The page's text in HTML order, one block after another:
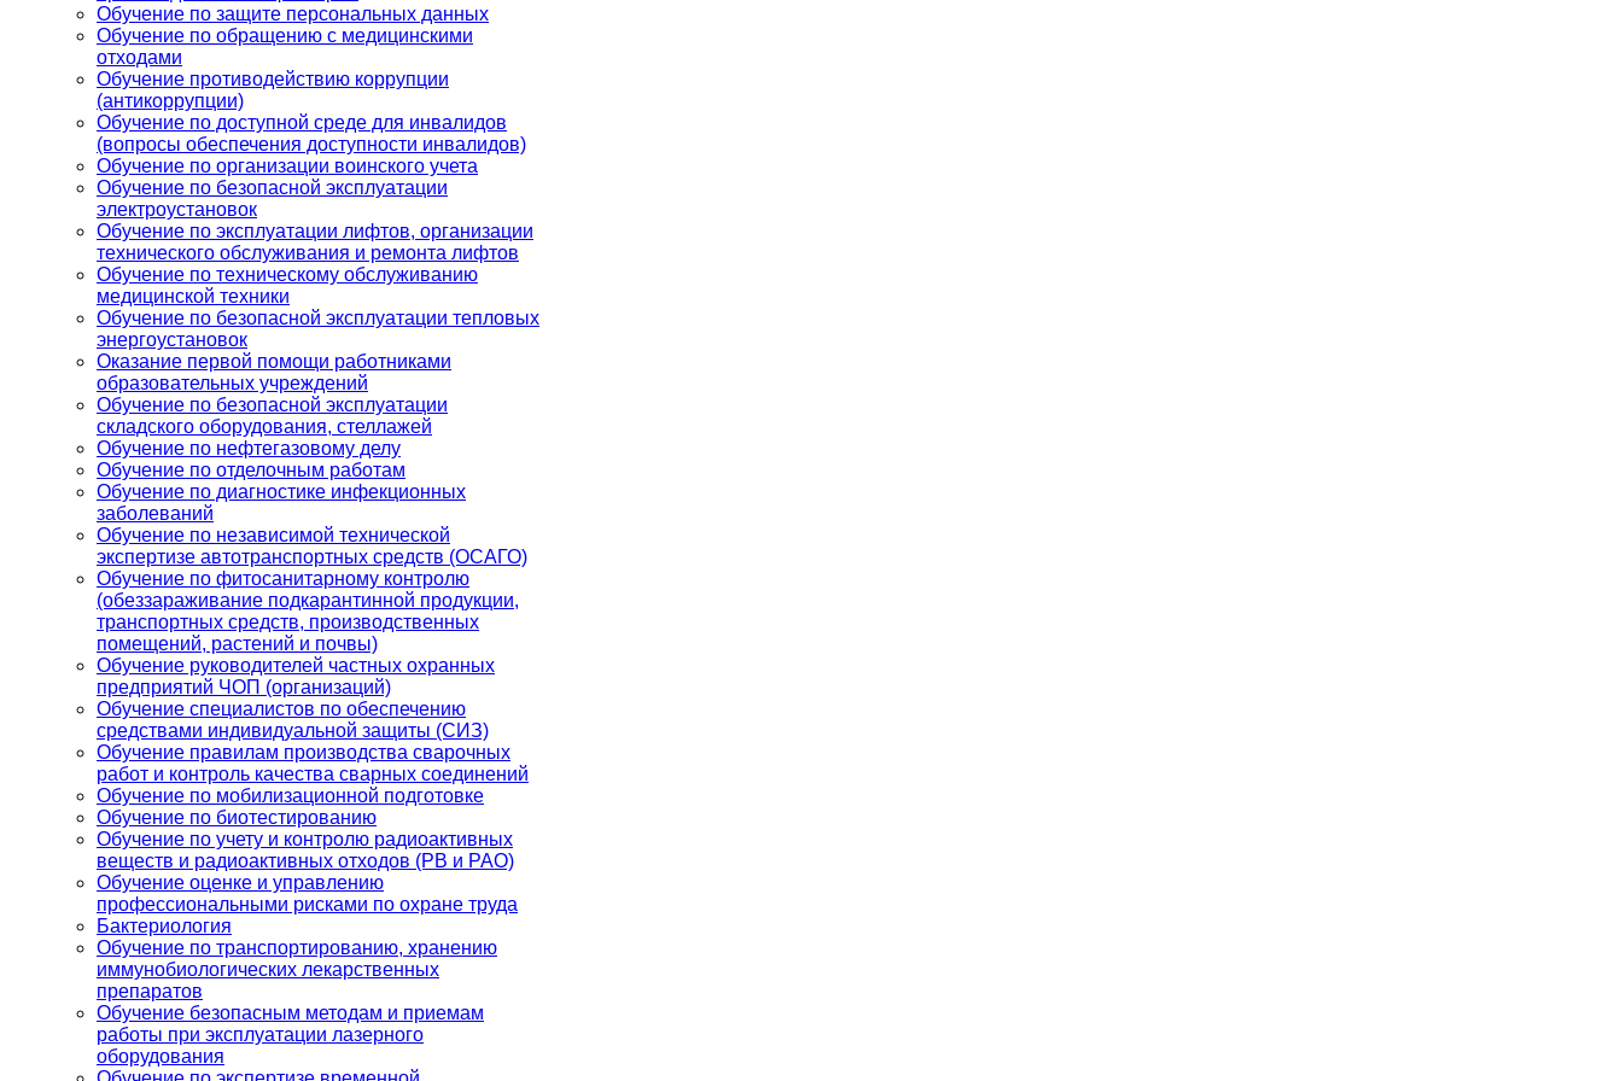
Обучение по защите персональных данных
Обучение по обращению с медицинскими
отходами
Обучение противодействию коррупции
(антикоррупции)
Обучение по доступной среде для инвалидов
(вопросы обеспечения доступности инвалидов)
Обучение по организации воинского учета
Обучение по безопасной эксплуатации
электроустановок
Обучение по эксплуатации лифтов, организации
технического обслуживания и ремонта лифтов
Обучение по техническому обслуживанию
медицинской техники
Обучение по безопасной эксплуатации тепловых
энергоустановок
Оказание первой помощи работниками
образовательных учреждений
Обучение по безопасной эксплуатации
складского оборудования, стеллажей
Обучение по нефтегазовому делу
Обучение по отделочным работам
Обучение по диагностике инфекционных
заболеваний
Обучение по независимой технической
экспертизе автотранспортных средств (ОСАГО)
Обучение по фитосанитарному контролю
(обеззараживание подкарантинной продукции,
транспортных средств, производственных
помещений, растений и почвы)
Обучение руководителей частных охранных
предприятий ЧОП (организаций)
Обучение специалистов по обеспечению
средствами индивидуальной защиты (СИЗ)
Обучение правилам производства сварочных
работ и контроль качества сварных соединений
Обучение по мобилизационной подготовке
Обучение по биотестированию
Обучение по учету и контролю радиоактивных
веществ и радиоактивных отходов (РВ и РАО)
Обучение оценке и управлению
профессиональными рисками по охране труда
Бактериология
Обучение по транспортированию, хранению
иммунобиологических лекарственных
препаратов
Обучение безопасным методам и приемам
работы при эксплуатации лазерного
оборудования